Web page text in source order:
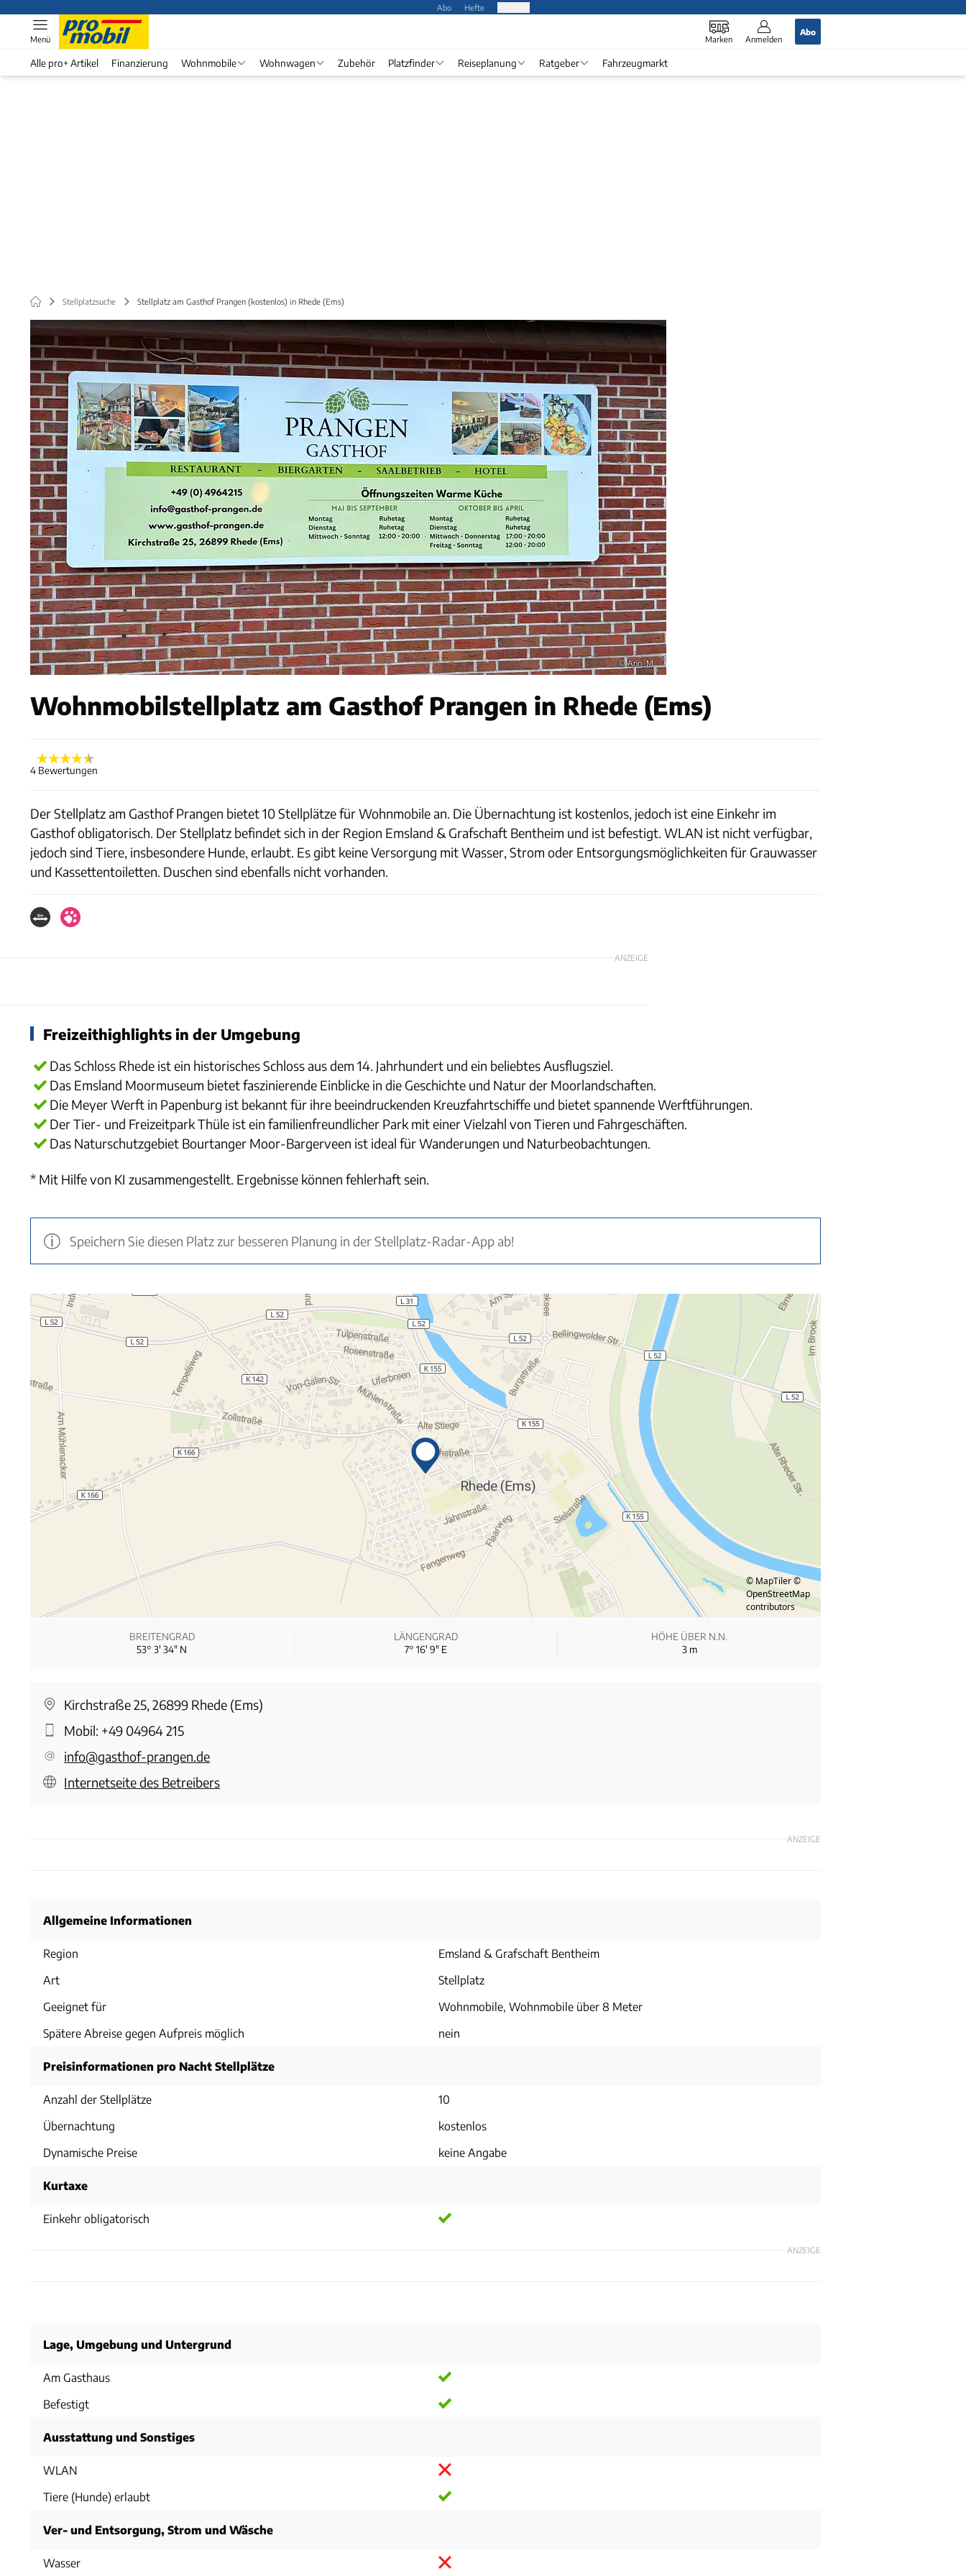
Abo Hefte
Marken Anmelden
Abo
Menü
Alle pro+ Artikel Finanzierung Wohnmobile Wohnwagen Zubehör Platzfinder Reiseplanung Ratgeber Fahrzeugmarkt
Stellplatzsuche Stellplatz am Gasthof Prangen (kostenlos) in Rhede (Ems)
© Ann_M
Wohnmobilstellplatz am Gasthof Prangen in Rhede (Ems)
4 Bewertungen
Der Stellplatz am Gasthof Prangen bietet 10 Stellplätze für Wohnmobile an. Die Übernachtung ist kostenlos, jedoch ist eine Einkehr im
Gasthof obligatorisch. Der Stellplatz befindet sich in der Region Emsland & Grafschaft Bentheim und ist befestigt. WLAN ist nicht verfügbar,
jedoch sind Tiere, insbesondere Hunde, erlaubt. Es gibt keine Versorgung mit Wasser, Strom oder Entsorgungsmöglichkeiten für Grauwasser
und Kassettentoiletten. Duschen sind ebenfalls nicht vorhanden.
ANZEIGE
Freizeithighlights in der Umgebung
Das Schloss Rhede ist ein historisches Schloss aus dem 14. Jahrhundert und ein beliebtes Ausflugsziel.
Das Emsland Moormuseum bietet faszinierende Einblicke in die Geschichte und Natur der Moorlandschaften.
Die Meyer Werft in Papenburg ist bekannt für ihre beeindruckenden Kreuzfahrtschiffe und bietet spannende Werftführungen.
Der Tier- und Freizeitpark Thüle ist ein familienfreundlicher Park mit einer Vielzahl von Tieren und Fahrgeschäften.
Das Naturschutzgebiet Bourtanger Moor-Bargerveen ist ideal für Wanderungen und Naturbeobachtungen.
* Mit Hilfe von KI zusammengestellt. Ergebnisse können fehlerhaft sein.
Speichern Sie diesen Platz zur besseren Planung in der Stellplatz-Radar-App ab!
© MapTiler ©
OpenStreetMap
contributors
BREITENGRAD
53° 3′ 34″ N
LÄNGENGRAD
7° 16′ 9″ E
HÖHE ÜBER N.N.
3m
Kirchstraße 25, 26899 Rhede (Ems)
Mobil: +49 04964 215
info@gasthof-prangen.de
Internetseite des Betreibers
ANZEIGE
Allgemeine Informationen
Region
Emsland & Grafschaft Bentheim
Art
Stellplatz
Geeignet für
Wohnmobile, Wohnmobile über 8 Meter
Spätere Abreise gegen Aufpreis möglich
nein
Preisinformationen pro Nacht Stellplätze
Anzahl der Stellplätze
10
Übernachtung
kostenlos
Dynamische Preise
keine Angabe
Kurtaxe
Einkehr obligatorisch
ANZEIGE
Lage, Umgebung und Untergrund
Am Gasthaus
Befestigt
Ausstattung und Sonstiges
WLAN
Tiere (Hunde) erlaubt
Ver- und Entsorgung, Strom und Wäsche
Wasser